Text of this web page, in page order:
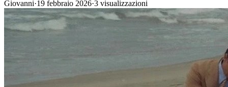
Giovanni·19 febbraio 2026·3 visualizzazioni